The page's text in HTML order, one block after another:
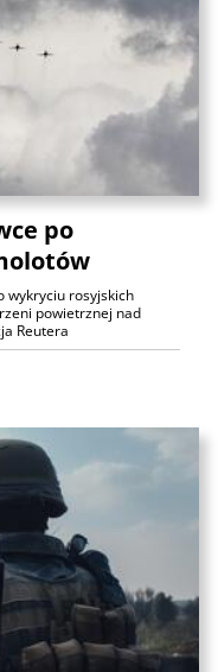
po
wykryciu rosyjskich
powietrznej nad
Reutera